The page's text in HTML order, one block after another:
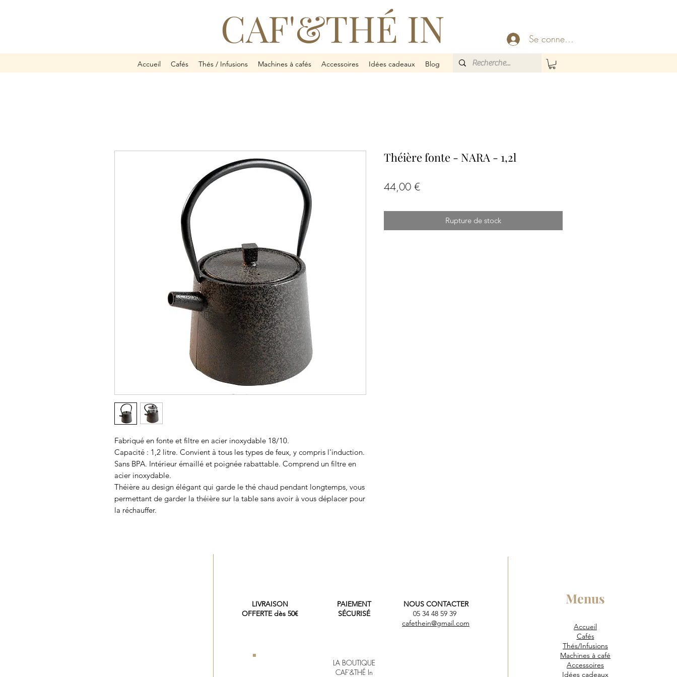
CAF'&THÉ IN Se connecter
Accueil Cafés Thés / Infusions Machines à cafés Accessoires Idées cadeaux Blog
Fabriqué en fonte et filtre en acier inoxydable 18/10.
Capacité : 1,2 litre. Convient à tous les types de feux, y compris l'induction.
Sans BPA. Intérieur émaillé et poignée rabattable. Comprend un filtre en
acier inoxydable.
Théière au design élégant qui garde le thé chaud pendant longtemps, vous
permettant de garder la théière sur la table sans avoir à vous déplacer pour
la réchauffer.
Théière fonte - NARA - 1,2l
44,00 €Prix
Rupture de stock
LIVRAISON
OFFERTE dès 50€
PAIEMENT
SÉCURISÉ
NOUS CONTACTER
05 34 48 59 39
cafethein@gmail.com
LA BOUTIQUE
CAF'&THÉ In
Menus
Accueil
Cafés
Thés/Infusions
Machines à café
Accessoires
Idées cadeaux